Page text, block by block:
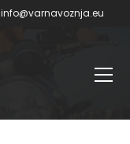
info@varnavoznja.eu